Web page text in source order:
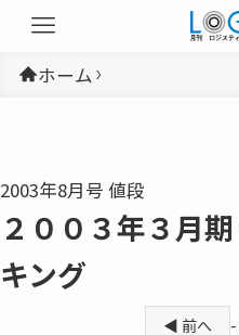
ホーム
2003年8月号 値段
２００３年３月
キング
◀ 前へ